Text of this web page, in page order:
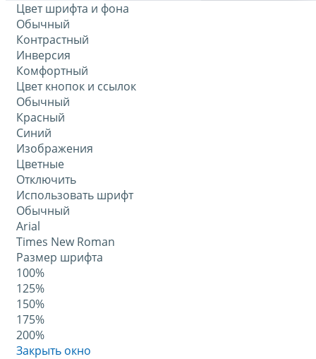
Цвет шрифта и фона
Обычный
Контрастный
Инверсия
Комфортный
Цвет кнопок и ссылок
Обычный
Красный
Синий
Изображения
Цветные
Отключить
Использовать шрифт
Обычный
Arial
Times New Roman
Размер шрифта
100%
125%
150%
175%
200%
Закрыть окно